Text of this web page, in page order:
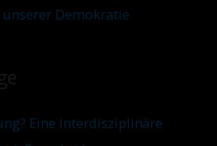
Demokratie
Eine interdisziplinäre